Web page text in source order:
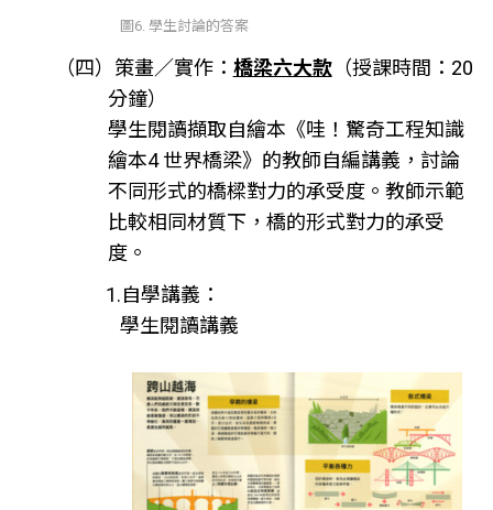
圖6. 學生討論的答案
（四）策畫∕實作： 橋梁六大款（授課時間：20
分鐘）
學生閱讀擷取自繪本《哇！驚奇工程知識
繪本4 世界橋梁》的教師自編講義，討論
不同形式的橋樑對力的承受度。教師示範
比較相同材質下，橋的形式對力的承受
度。
1.自學講義：
學生閱讀講義